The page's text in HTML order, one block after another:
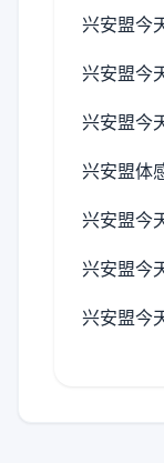
兴安盟今
兴安盟今
兴安盟今
兴安盟体
兴安盟今
兴安盟今
兴安盟今